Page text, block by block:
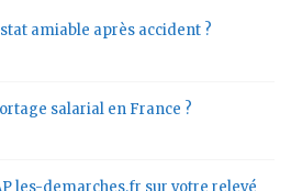
amiable après accident ?
salarial en France ?